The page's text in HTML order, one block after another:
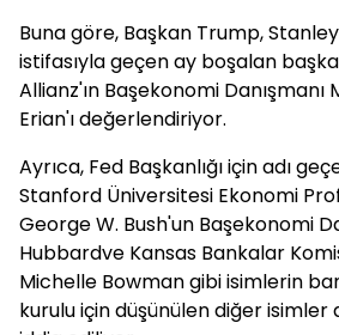
Buna göre, Başkan Trump,
istifasıyla geçen ay boşalan
Allianz'ın Başekonomi
Erian'ı değerlendiriyor.
Ayrıca, Fed Başkanlığı için adı
Stanford Üniversitesi Ekonomi
George W. Bush'un Başekonomi
Hubbardve Kansas Bankalar
Michelle Bowman gibi isimlerin
kurulu için düşünülen diğer isimler